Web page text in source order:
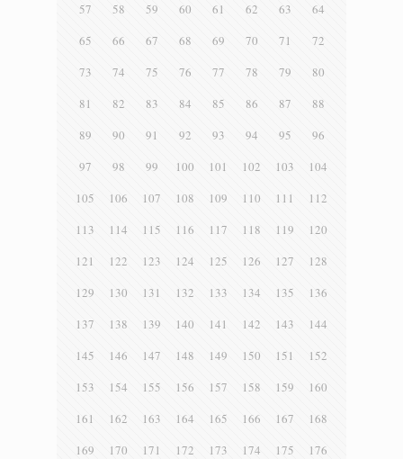
57
58 59 60 61 62 63
64
65
66 67 68 69 70 71
72
73
74 75 76 77 78 79
80
81
82 83 84 85 86 87
88
89
90 91 92 93 94 95
96
97
98 99 100 101 102 103
104
105
106 107 108 109 110 111
112
113
114 115 116 117 118 119
120
121
122 123 124 125 126 127
128
129
130 131 132 133 134 135
136
137
138 139 140 141 142 143
144
145
146 147 148 149 150 151
152
153
154 155 156 157 158 159
160
161
162 163 164 165 166 167
168
169
170 171 172 173 174 175
176